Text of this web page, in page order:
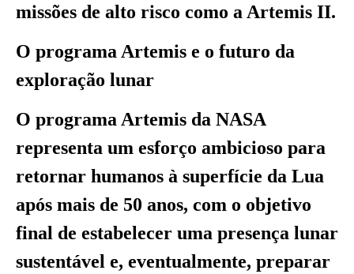
missões de alto risco como a Artemis II.
O programa Artemis e o futuro da
exploração lunar
O programa Artemis da NASA
representa um esforço ambicioso para
retornar humanos à superfície da Lua
após mais de 50 anos, com o objetivo
final de estabelecer uma presença lunar
sustentável e, eventualmente, preparar